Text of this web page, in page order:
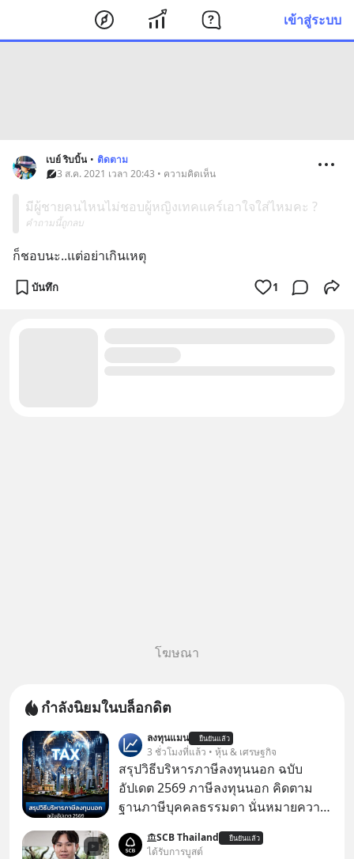
เข้าสู่ระบบ
เบย์ ริบบิ้น • ติดตาม
3 ส.ค. 2021 เวลา 20:43 • ความคิดเห็น
มีผู้ชายคนไหนไม่ชอบผู้หญิงเทคแคร์เอาใจใส่ไหมคะ ?
คำถามนี้ถูกลบ
ก็ชอบนะ..แต่อย่าเกินเหตุ
บันทึก 1
โฆษณา
กำลังนิยมในบล็อกดิต
ลงทุนแมน ยืนยันแล้ว
3 ชั่วโมงที่แล้ว • หุ้น & เศรษฐกิจ
สรุปวิธีบริหารภาษีลงทุนนอก ฉบับ
อัปเดต 2569 ภาษีลงทุนนอก คิดตาม
ฐานภาษีบุคคลธรรมดา นั่นหมายความ
SCB Thailand ยืนยันแล้ว
ได้รับการบูสต์